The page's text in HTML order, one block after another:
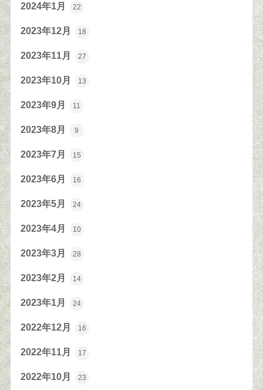
2024年1月 22
2023年12月 18
2023年11月 27
2023年10月 13
2023年9月 11
2023年8月 9
2023年7月 15
2023年6月 16
2023年5月 24
2023年4月 10
2023年3月 28
2023年2月 14
2023年1月 24
2022年12月 16
2022年11月 17
2022年10月 23